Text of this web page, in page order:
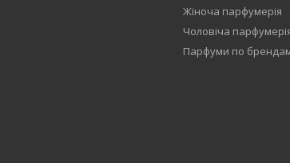
Жіноча парфумерія
Чоловіча
Парфуми по